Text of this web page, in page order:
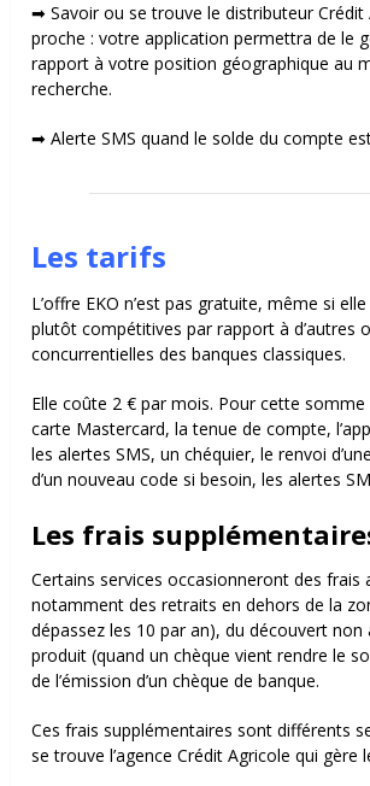
➡ Savoir ou se trouve le distributeur Crédit
proche : votre application permettra de le
rapport à votre position géographique au
recherche.
➡ Alerte SMS quand le solde du compte
Les tarifs
L’offre EKO n’est pas gratuite, même si
plutôt compétitives par rapport à d’autres
concurrentielles des banques classiques.
Elle coûte 2 € par mois. Pour cette
carte Mastercard, la tenue de compte,
les alertes SMS, un chéquier, le renvoi
d’un nouveau code si besoin, les alertes
Les frais
Certains services occasionneront des frais
notamment des retraits en dehors de la
dépassez les 10 par an), du découvert non
produit (quand un chèque vient rendre le
de l’émission d’un chèque de banque.
Ces frais supplémentaires sont différents
se trouve l’agence Crédit Agricole qui gère